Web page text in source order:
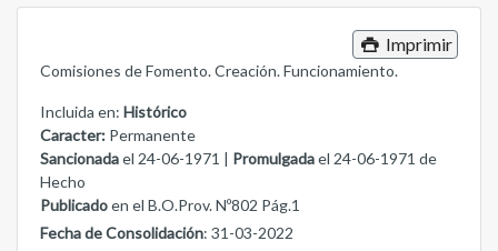
Imprimir
Comisiones de Fomento. Creación. Funcionamiento.
Incluida en: Histórico
Caracter: Permanente
Sancionadael 24-06-1971 | Promulgadael 24-06-1971 de
Hecho
Publicadoen el B.O.Prov. Nº802 Pág.1
Fecha de Consolidación: 31-03-2022